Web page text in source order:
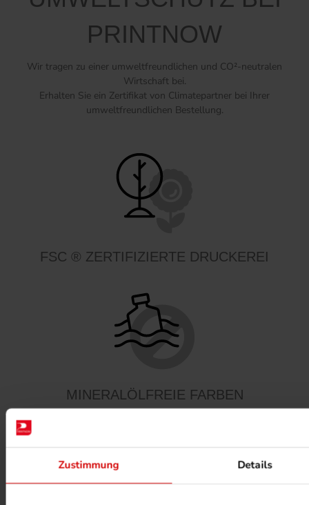
Zustimmung Details
PRINTNOW
Wir tragen zu einer umweltfreundlichen und CO²-neutralen
Wirtschaft bei.
Erhalten Sie ein Zertifikat von Climatepartner bei Ihrer
umweltfreundlichen Bestellung.
FSC ® ZERTIFIZIERTE DRUCKEREI
MINERALÖLFREIE FARBEN